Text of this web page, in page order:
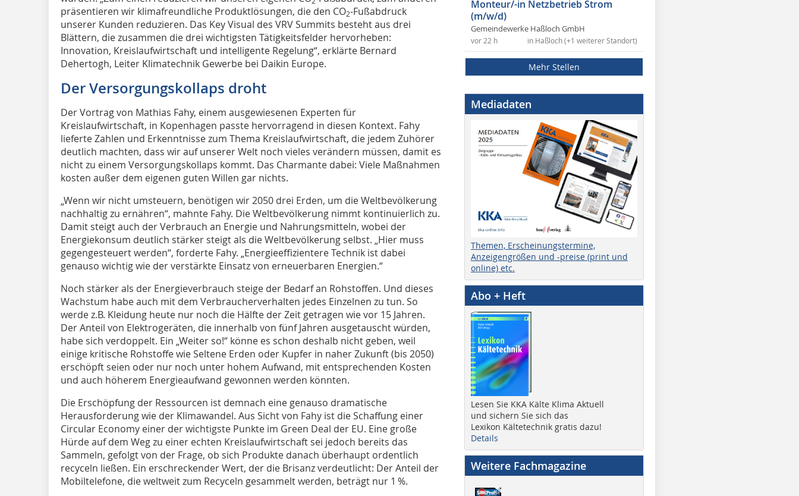
präsentieren wir klimafreundliche Produktlösungen, die den CO2-Fußabdruck
unserer Kunden reduzieren. Das Key Visual des VRV Summits besteht aus drei
Blättern, die zusammen die drei wichtigsten Tätigkeitsfelder hervorheben:
Innovation, Kreislaufwirtschaft und intelligente Regelung“, erklärte Bernard
Dehertogh, Leiter Klimatechnik Gewerbe bei Daikin Europe.
Der Versorgungskollaps droht
Der Vortrag von Mathias Fahy, einem ausgewiesenen Experten für
Kreislaufwirtschaft, in Kopenhagen passte hervorragend in diesen Kontext. Fahy
lieferte Zahlen und Erkenntnisse zum Thema Kreislaufwirtschaft, die jedem Zuhörer
deutlich machten, dass wir auf unserer Welt noch vieles verändern müssen, damit es
nicht zu einem Versorgungskollaps kommt. Das Charmante dabei: Viele Maßnahmen
kosten außer dem eigenen guten Willen gar nichts.
„Wenn wir nicht umsteuern, benötigen wir 2050 drei Erden, um die Weltbevölkerung
nachhaltig zu ernähren“, mahnte Fahy. Die Weltbevölkerung nimmt kontinuierlich zu.
Damit steigt auch der Verbrauch an Energie und Nahrungsmitteln, wobei der
Energiekonsum deutlich stärker steigt als die Weltbevölkerung selbst. „Hier muss
gegengesteuert werden“, forderte Fahy. „Energieeffizientere Technik ist dabei
genauso wichtig wie der verstärkte Einsatz von erneuerbaren Energien.“
Noch stärker als der Energieverbrauch steige der Bedarf an Rohstoffen. Und dieses
Wachstum habe auch mit dem Verbraucherverhalten jedes Einzelnen zu tun. So
werde z.B. Kleidung heute nur noch die Hälfte der Zeit getragen wie vor 15 Jahren.
Der Anteil von Elektrogeräten, die innerhalb von fünf Jahren ausgetauscht würden,
habe sich verdoppelt. Ein „Weiter so!“ könne es schon deshalb nicht geben, weil
einige kritische Rohstoffe wie Seltene Erden oder Kupfer in naher Zukunft (bis 2050)
erschöpft seien oder nur noch unter hohem Aufwand, mit entsprechenden Kosten
und auch höherem Energieaufwand gewonnen werden könnten.
Die Erschöpfung der Ressourcen ist demnach eine genauso dramatische
Herausforderung wie der Klimawandel. Aus Sicht von Fahy ist die Schaffung einer
Circular Economy einer der wichtigste Punkte im Green Deal der EU. Eine große
Hürde auf dem Weg zu einer echten Kreislaufwirtschaft sei jedoch bereits das
Sammeln, gefolgt von der Frage, ob sich Produkte danach überhaupt ordentlich
recyceln ließen. Ein erschreckender Wert, der die Brisanz verdeutlicht: Der Anteil der
Mobiltelefone, die weltweit zum Recyceln gesammelt werden, beträgt nur 1 %.
Monteur/-in Netzbetrieb Strom
(m/w/d)
Gemeindewerke Haßloch GmbH
in Haßloch (+1 weiterer Standort)
vor 22 h
Mehr Stellen
Mediadaten
Themen, Erscheinungstermine,
Anzeigengrößen und -preise (print und
online) etc.
Abo + Heft
Lesen Sie KKA Kälte Klima Aktuell
und sichern Sie sich das
Lexikon Kältetechnik gratis dazu!
Details
Weitere Fachmagazine